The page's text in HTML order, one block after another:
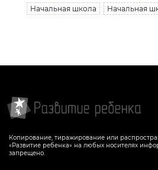
Начальная школа
Начальная
Копирование, тиражирование или
«Развитие ребенка» на любых носителях
запрещено.